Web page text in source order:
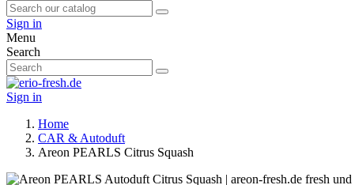
Sign in
Menu
Search
Sign in
Home
CAR & Autoduft
Areon PEARLS Citrus Squash